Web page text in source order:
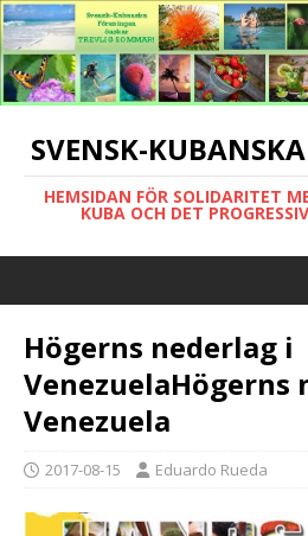
SVENSK-
HEMSIDAN FÖR SOLIDARITET
KUBA OCH DET
Högerns nederlag i
VenezuelaHögerns
Venezuela
2017-08-15 Eduardo Rueda